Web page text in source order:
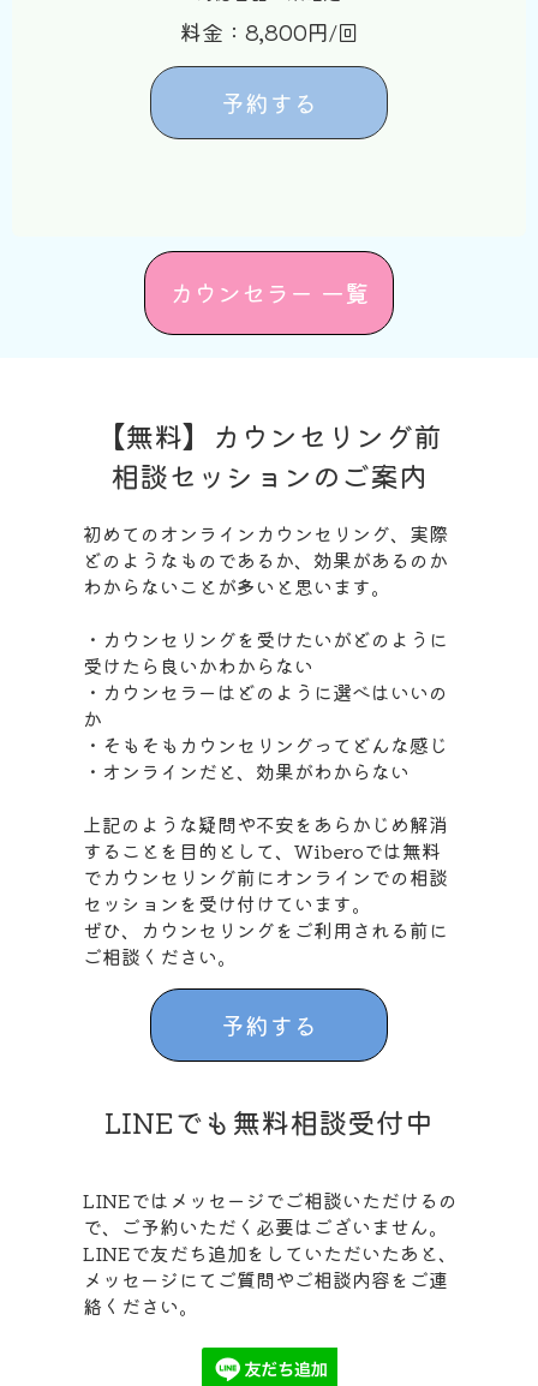
料金：8,800円/回
予約する
カウンセラー 一覧
【無料】カウンセリング前
相談セッションのご案内
初めてのオンラインカウンセリング、実際
どのようなものであるか、効果があるのか
わからないことが多いと思います。
・カウンセリングを受けたいがどのように
受けたら良いかわからない
・カウンセラーはどのように選べはいいの
か
・そもそもカウンセリングってどんな感じ
・オンラインだと、効果がわからない
上記のような疑問や不安をあらかじめ解消
することを目的として、Wiberoでは無料
でカウンセリング前にオンラインでの相談
セッションを受け付けています。
ぜひ、カウンセリングをご利用される前に
ご相談ください。
予約する
LINEでも無料相談受付中
LINEではメッセージでご相談いただけるの
で、ご予約いただく必要はございません。
LINEで友だち追加をしていただいたあと、
メッセージにてご質問やご相談内容をご連
絡ください。